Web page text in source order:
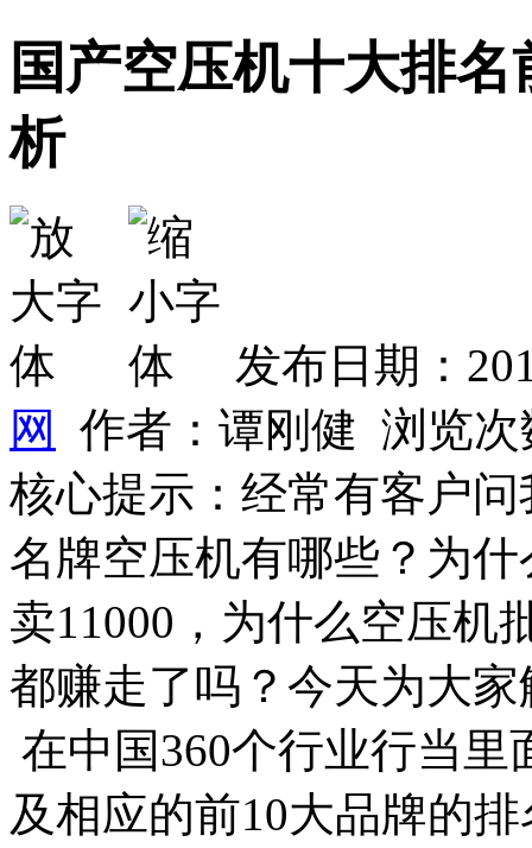
国产空压机十大排
析
发布日期：
网
作者：谭刚健 浏览次
核心提示：经常有客户
名牌空压机有哪些？为
卖11000，为什么空压机
都赚走了吗？今天为大
在中国360个行业行当
及相应的前10大品牌的